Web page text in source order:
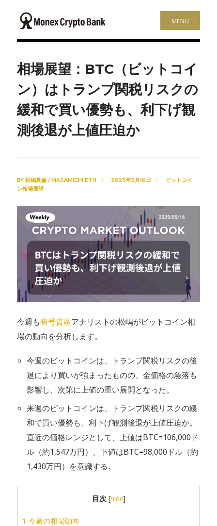
MENU
相場展望：BTC（ビットコイ
ン）はトランプ関税リスクの
緩和で買い優勢も、利下げ観
測後退が上値圧迫か
BY 松嶋真倫 / MASAMICHI.ETH | 2025年5月16日 |
ビットコイ
ン相場展望
今週も暗号資産アナリストの松嶋がビットコイン相
場の動向を分析します。
今週のビットコインは、トランプ関税リスクの後
退により買いが強まったものの、金価格の急落も
影響し、次第に上値の重い展開となった。
来週のビットコインは、トランプ関税リスクの緩
和で買い優勢も、利下げ観測後退が上値圧迫か。
直近の価格レンジとして、上値はBTC=106,000ド
ル（約1,547万円）、下値はBTC=98,000ドル（約
1,430万円）を意識する。
目次 [hide]
1 今週の相場動向